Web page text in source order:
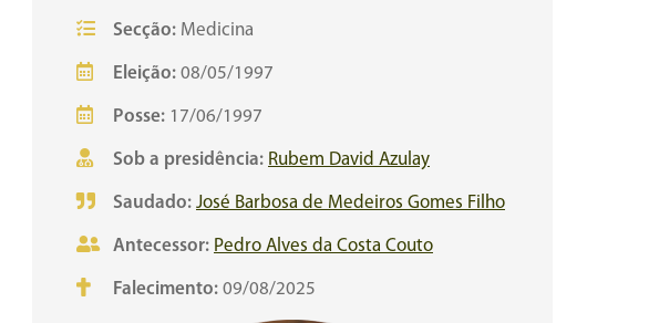
Secção: Medicina
Eleição: 08/05/1997
Posse: 17/06/1997
Sob a presidência: Rubem David Azulay
Saudado: José Barbosa de Medeiros Gomes Filho
Antecessor: Pedro Alves da Costa Couto
Falecimento: 09/08/2025